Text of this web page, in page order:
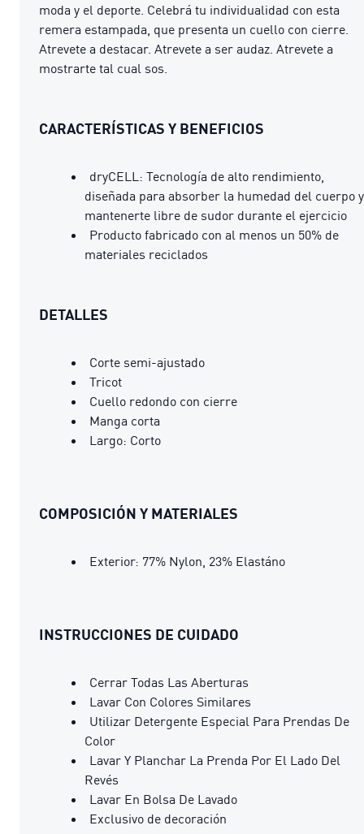
moda y el deporte. Celebrá tu individualidad con esta
remera estampada, que presenta un cuello con cierre.
Atrevete a destacar. Atrevete a ser audaz. Atrevete a
mostrarte tal cual sos.
CARACTERÍSTICAS Y BENEFICIOS
dryCELL: Tecnología de alto rendimiento,
diseñada para absorber la humedad del cuerpo y
mantenerte libre de sudor durante el ejercicio
Producto fabricado con al menos un 50% de
materiales reciclados
DETALLES
Corte semi-ajustado
Tricot
Cuello redondo con cierre
Manga corta
Largo: Corto
COMPOSICIÓN Y MATERIALES
Exterior: 77% Nylon, 23% Elastáno
INSTRUCCIONES DE CUIDADO
Cerrar Todas Las Aberturas
Lavar Con Colores Similares
Utilizar Detergente Especial Para Prendas De
Color
Lavar Y Planchar La Prenda Por El Lado Del
Revés
Lavar En Bolsa De Lavado
Exclusivo de decoración